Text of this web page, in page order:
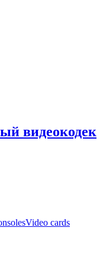
видеокодек
Video cards